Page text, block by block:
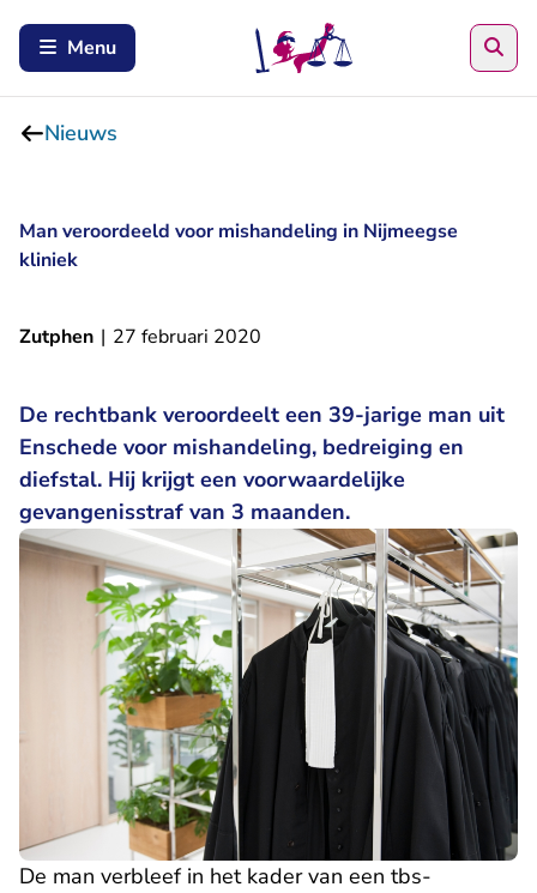
Menu
Nieuws
Man veroordeeld voor mishandeling in Nijmeegse
kliniek
Zutphen | 27 februari 2020
De rechtbank veroordeelt een 39-jarige man uit
Enschede voor mishandeling, bedreiging en
diefstal. Hij krijgt een voorwaardelijke
gevangenisstraf van 3 maanden.
De man verbleef in het kader van een tbs-